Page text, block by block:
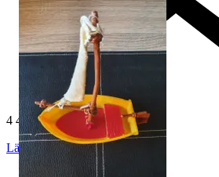
4 454 omdömen
Läs omdömen Följ